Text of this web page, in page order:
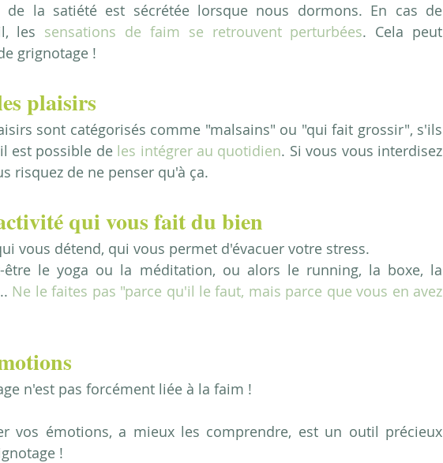
de la satiété est sécrétée lorsque nous dormons. En cas de
les sensations de faim se retrouvent perturbées. Cela peut
grignotage !
plaisirs
sont catégorisés comme "malsains" ou "qui fait grossir", s'ils
est possible de les intégrer au quotidien. Si vous vous interdisez
risquez de ne penser qu'à ça.
qui vous fait du bien
vous détend, qui vous permet d'évacuer votre stress.
être le yoga ou la méditation, ou alors le running, la boxe, la
Ne le faites pas "parce qu'il le faut, mais parce que vous en avez
n'est pas forcément liée à la faim !
vos émotions, a mieux les comprendre, est un outil précieux
!